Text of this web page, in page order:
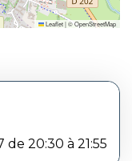
Leaflet|©OpenStreetMap
20:30 à 21:55